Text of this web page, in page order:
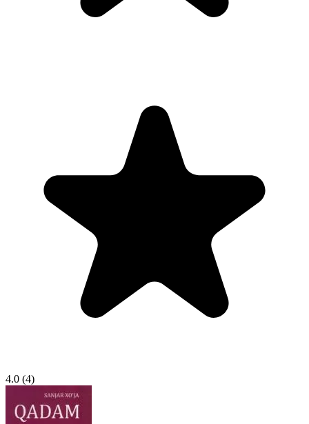
4.0 (4)